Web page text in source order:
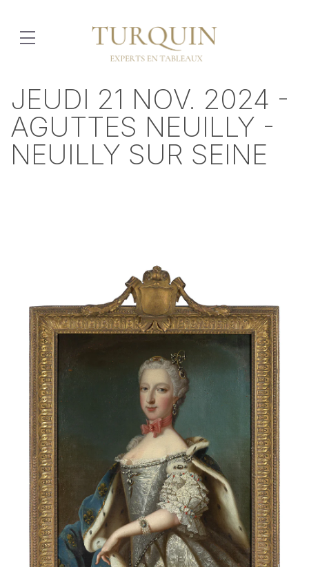
JEUDI 21 NOV. 2024 -
AGUTTES NEUILLY -
NEUILLY SUR SEINE